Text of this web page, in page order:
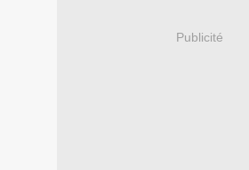
Publicité